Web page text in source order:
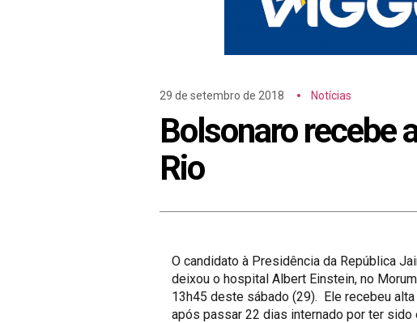
29 de setembro de 2018 Notícias
Bolsonaro recebe
Rio
O candidato à Presidência da República
deixou o hospital Albert Einstein, no
13h45 deste sábado (29). Ele recebeu
após passar 22 dias internado por ter sido